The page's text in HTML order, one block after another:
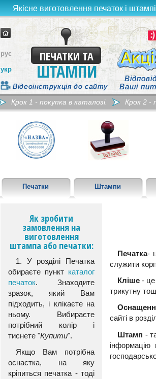
Якісне виготовлення печаток і
ПЕЧАТКИ ТА
ШТАМПИ
Ваші
Відеоінструкція до сайту
рус
укр
Крок 1 - покупка в каталозі. Крок 2 -
Печатки Штампи
Як зробити
замовлення на
виготовлення
штампа або печатки:
1. У розділі Печатка
обираєте пункт каталог
печаток. Знаходите
зразок, який Вам
підходить, і клікаєте на
ньому. Вибираєте
потрібний колір і
тиснете "Купити".
Якщо Вам потрібна
оснастка, на яку
кріпиться печатка - тоді
Печатка-
служити
Кліше - це
трикутну
сайті в
Штамп -
інформацію